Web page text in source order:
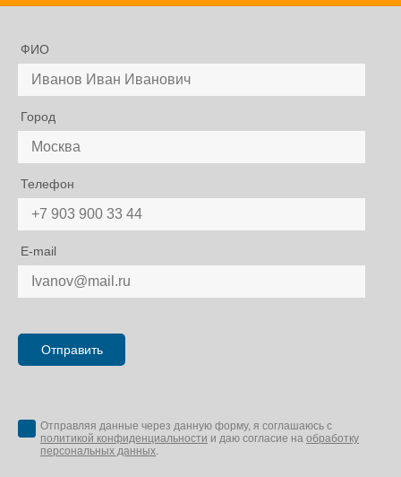
ФИО
Город
Телефон
E-mail
Отправляя данные через данную форму, я соглашаюсь с
политикой конфиденциальности и даю согласие на обработку
персональных данных.